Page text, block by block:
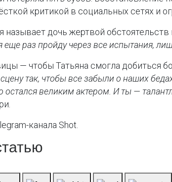
критикой в социальных сетях и
дочь жертвой обстоятельств
еще раз пройду через все испытания,
— чтобы Татьяна смогла добиться
так, чтобы все забыли о наших
остался великим актером. И ты —
канала Shot.